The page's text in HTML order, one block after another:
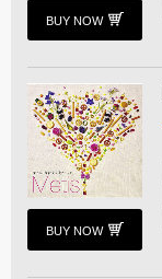
BUY NOW
BUY NOW